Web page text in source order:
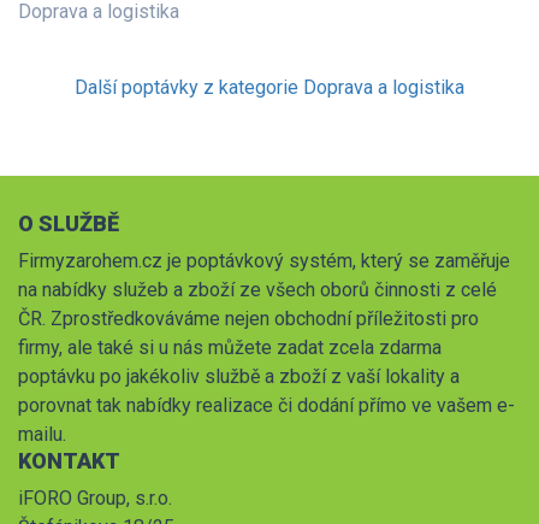
Doprava a logistika
Další poptávky z kategorie Doprava a logistika
O SLUŽBĚ
Firmyzarohem.cz je poptávkový systém, který se zaměřuje
na nabídky služeb a zboží ze všech oborů činnosti z celé
ČR. Zprostředkováváme nejen obchodní příležitosti pro
firmy, ale také si u nás můžete zadat zcela zdarma
poptávku po jakékoliv službě a zboží z vaší lokality a
porovnat tak nabídky realizace či dodání přímo ve vašem e-
mailu.
KONTAKT
iFORO Group, s.r.o.